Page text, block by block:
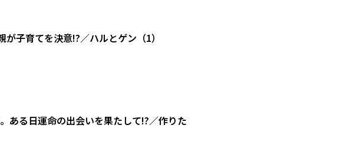
子育てを決意!?／ハルとゲン（1）
ある日運命の出会いを果たして!?／作りた